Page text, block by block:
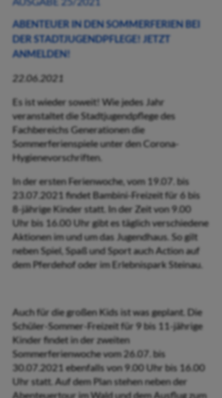
ABENTEUER IN DEN SOMMERFERIEN BEI
DER STADTJUGENDPFLEGE! JETZT
ANMELDEN!
22.06.2021
Es ist wieder soweit! Wie jedes Jahr
veranstaltet die Stadtjugendpflege des
Fachbereichs Generationen die
Sommerferienspiele unter den Corona-
Hygienevorschriften.
In der ersten Ferienwoche, vom 19.07. bis
23.07.2021 findet Bambini-Freizeit für 6 bis
8-jährige Kinder statt. In der Zeit von 9.00
Uhr bis 16.00 Uhr gibt es täglich verschiedene
Aktionen im und um das Jugendhaus. So gilt
neben Spiel, Spaß und Sport auch Action auf
dem Pferdehof oder im Erlebnispark Steinau.
Auch für die großen Kids ist was geplant. Die
Schüler-Sommer-Freizeit für 9 bis 11-jährige
Kinder findet in der zweiten
Sommerferienwoche vom 26.07. bis
30.07.2021 ebenfalls von 9.00 Uhr bis 16.00
Uhr statt. Auf dem Plan stehen neben der
Abenteuertour im Wald und dem Ausflug zum